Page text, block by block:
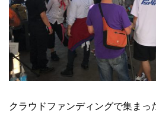
クラウドファンディングで集まっ